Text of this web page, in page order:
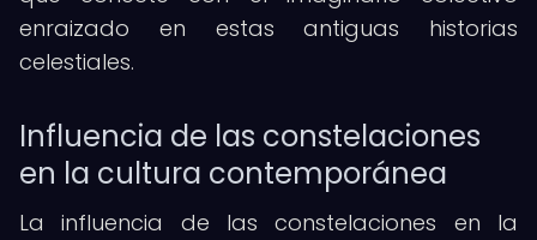
enraizado en estas antiguas historias
celestiales.
Influencia de las constelaciones
en la cultura contemporánea
La influencia de las constelaciones en la